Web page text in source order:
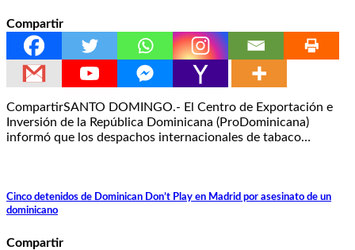
Compartir
CompartirSANTO DOMINGO.- El Centro de Exportación e
Inversión de la República Dominicana (ProDominicana)
informó que los despachos internacionales de tabaco…
Cinco detenidos de Dominican Don’t Play en Madrid por asesinato de un
dominicano
Compartir